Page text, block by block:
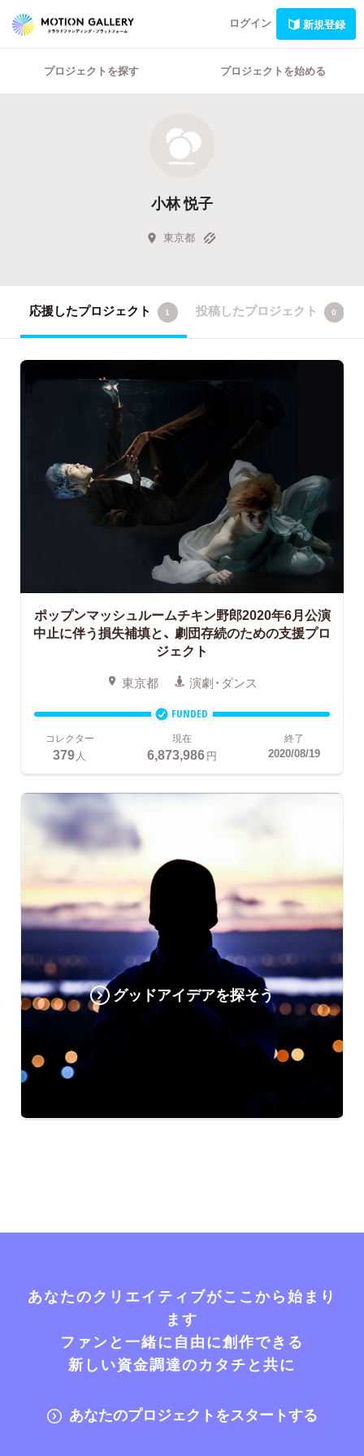
ログイン 新規登録
プロジェクトを探す プロジェクトを始める
小林 悦子
東京都
応援したプロジェクト 1 投稿したプロジェクト 0
ポップンマッシュルームチキン野郎2020年6月公演
中止に伴う損失補填と、 劇団存続のための支援プロ
ジェクト
東京都 演劇・ダンス
FUNDED
コレクター
379 人
現在
6,873,986円
終了
2020/08/19
グッドアイデアを探そう
あなたのクリエイティブがここから始まり
ます
ファンと一緒に自由に創作できる
新しい資金調達のカタチと共に
あなたのプロジェクトをスタートする